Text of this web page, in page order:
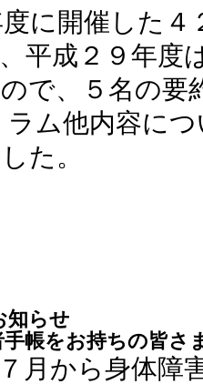
に開催した４
平成２９年度
で、５名の要
ム他内容に
た。
らせ
帳をお持ちの皆さ
月から身体障